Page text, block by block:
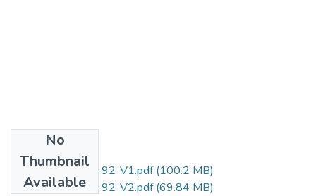
No
Thumbnail
Available
1108-03-004-92-V1.pdf(100.2 MB)
1108-03-004-92-V2.pdf(69.84 MB)